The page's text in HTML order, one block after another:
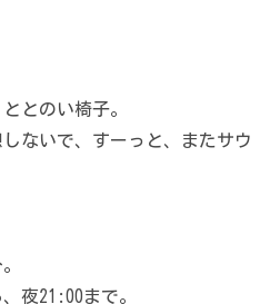
とのい椅子。
ないで、すーっと、またサウ
夜21:00まで。